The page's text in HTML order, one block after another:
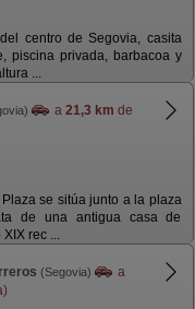
centro de Segovia, casita
piscina privada, barbacoa y
...
a 21,3 km de
se sitúa junto a la plaza
de una antigua casa de
rec ...
(Segovia)
a